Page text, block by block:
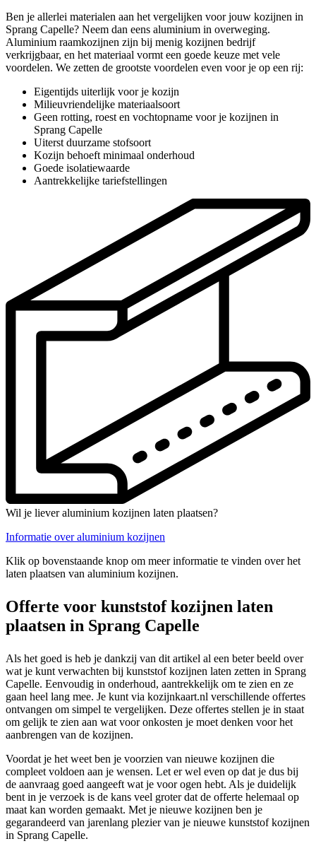
Ben je allerlei materialen aan het vergelijken voor jouw kozijnen in
Sprang Capelle? Neem dan eens aluminium in overweging.
Aluminium raamkozijnen zijn bij menig kozijnen bedrijf
verkrijgbaar, en het materiaal vormt een goede keuze met vele
voordelen. We zetten de grootste voordelen even voor je op een rij:
Eigentijds uiterlijk voor je kozijn
Milieuvriendelijke materiaalsoort
Geen rotting, roest en vochtopname voor je kozijnen in
Sprang Capelle
Uiterst duurzame stofsoort
Kozijn behoeft minimaal onderhoud
Goede isolatiewaarde
Aantrekkelijke tariefstellingen
Wil je liever aluminium kozijnen laten plaatsen?
Informatie over aluminium kozijnen
Klik op bovenstaande knop om meer informatie te vinden over het
laten plaatsen van aluminium kozijnen.
Offerte voor kunststof kozijnen laten
plaatsen in Sprang Capelle
Als het goed is heb je dankzij van dit artikel al een beter beeld over
wat je kunt verwachten bij kunststof kozijnen laten zetten in Sprang
Capelle. Eenvoudig in onderhoud, aantrekkelijk om te zien en ze
gaan heel lang mee. Je kunt via kozijnkaart.nl verschillende offertes
ontvangen om simpel te vergelijken. Deze offertes stellen je in staat
om gelijk te zien aan wat voor onkosten je moet denken voor het
aanbrengen van de kozijnen.
Voordat je het weet ben je voorzien van nieuwe kozijnen die
compleet voldoen aan je wensen. Let er wel even op dat je dus bij
de aanvraag goed aangeeft wat je voor ogen hebt. Als je duidelijk
bent in je verzoek is de kans veel groter dat de offerte helemaal op
maat kan worden gemaakt. Met je nieuwe kozijnen ben je
gegarandeerd van jarenlang plezier van je nieuwe kunststof kozijnen
in Sprang Capelle.